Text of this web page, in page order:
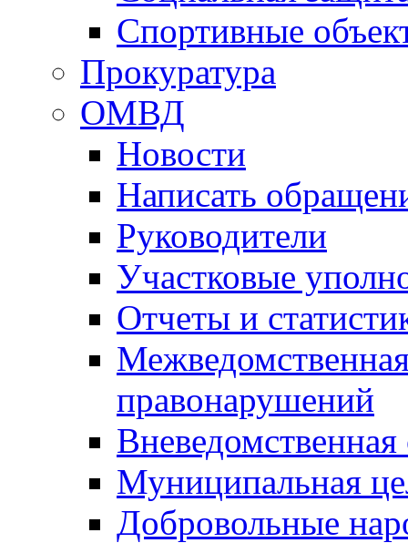
Спортивные
Прокуратура
ОМВД
Новости
Написать
Руководители
Участковые
Отчеты и
правонарушений
Вневедомственная
Муниципальная
Добровольные